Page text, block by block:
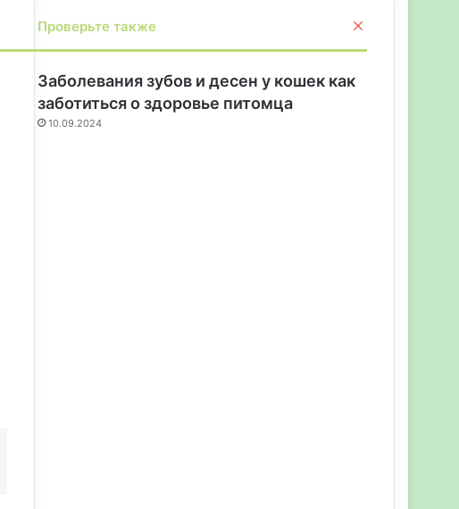
Проверьте также
Заболевания зубов и десен у кошек как
заботиться о здоровье питомца
10.09.2024